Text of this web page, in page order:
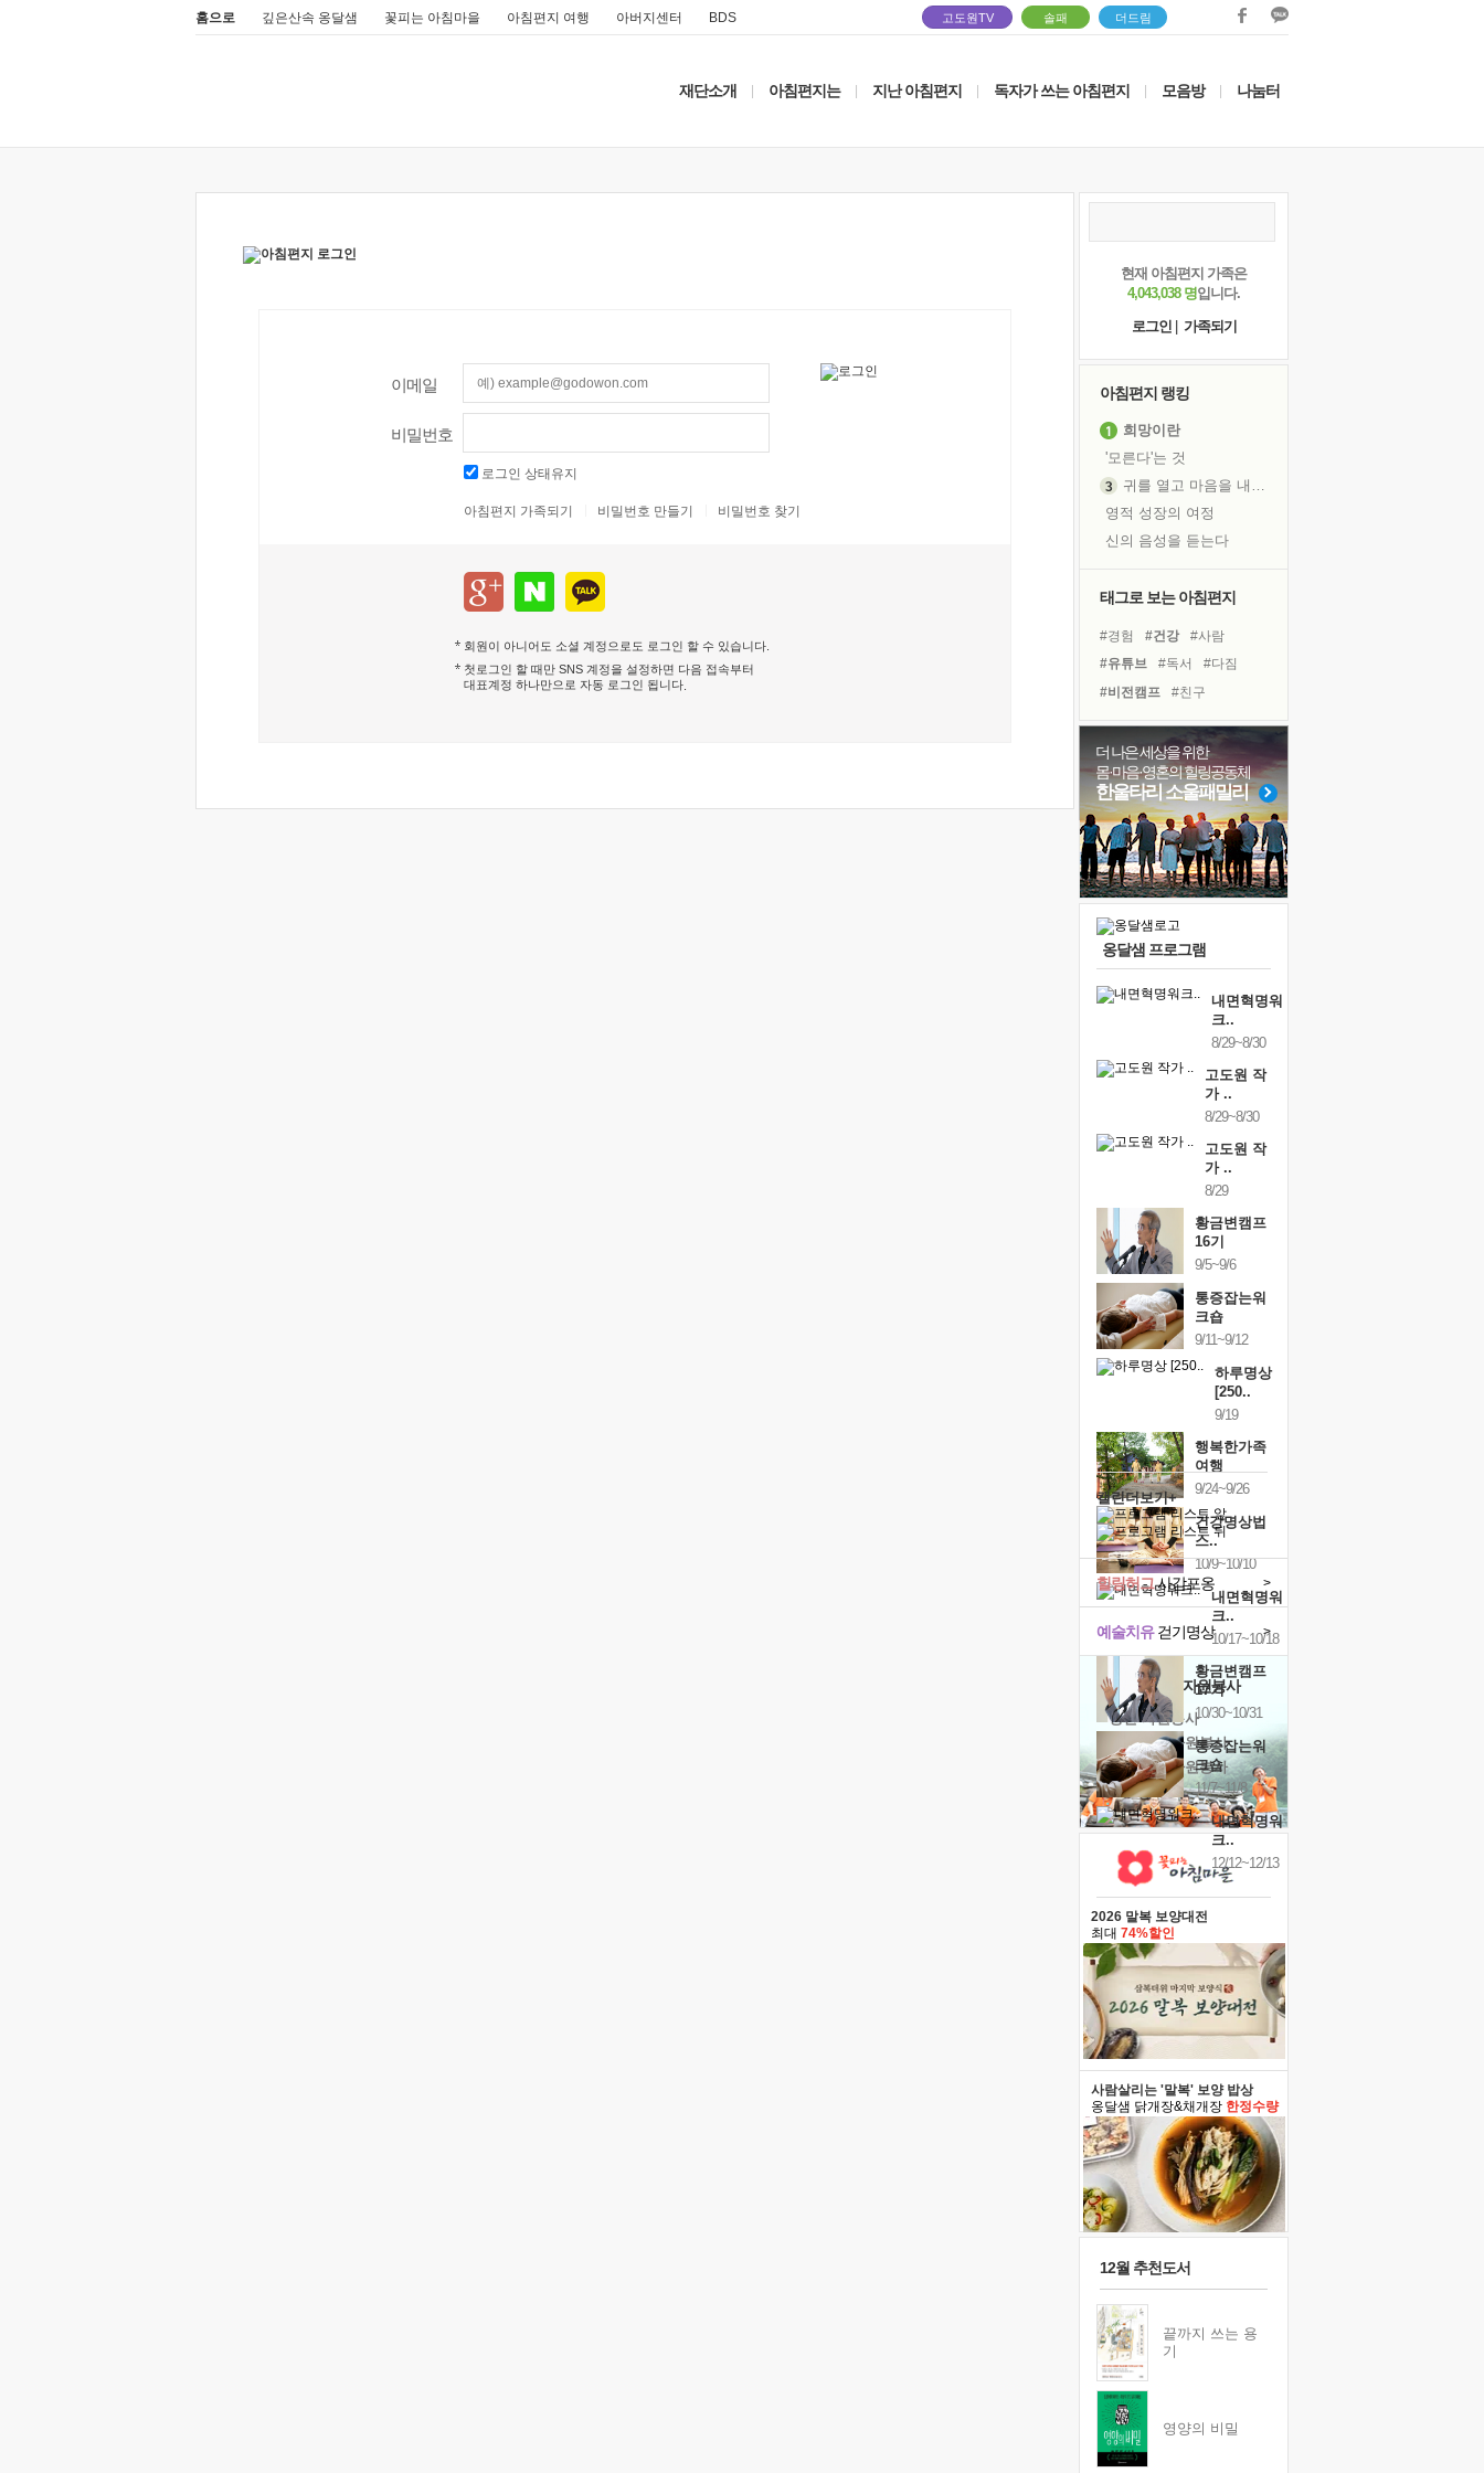
홈으로 깊은산속 옹달샘 꽃피는 아침마을 아침편지 여행 아버지센터 BDS 고도원TV 솔패 더드림
재단소개 아침편지는 지난 아침편지 독자가 쓰는 아침편지 모음방 나눔터
이메일
비밀번호
로그인 상태유지
아침편지 가족되기 비밀번호 만들기 비밀번호 찾기
회원이 아니어도 소셜 계정으로도 로그인 할 수 있습니다.
첫로그인 할 때만 SNS 계정을 설정하면 다음 접속부터
대표계정 하나만으로 자동 로그인 됩니다
현재 아침편지 가족은
4,043,038 명입니다.
로그인
가족되기
아침편지 랭킹
희망이란
'모른다'는 것
귀를 열고 마음을 내어주고
영적 성장의 여정
신의 음성을 듣는다
극과 극의 양 끝단
'말 타는 법'을 먼저
졸업식 사진을 보며
극심한 변비, 어깨결림, 수면 장애
아픈 아버지를 위한 공간 설계
슬럼프
보고 싶은 어머니
유년 시절의 부산 영도 바다
못된 꼰대들
너무 황홀한 꽃들이여!
태그로 보는 아침편지
#경험 #건강
#사람
#유튜브
#독서
#다짐
#비전캠프
#친구
#명상
#선택 #삶
#계획
#도움
#극복
#리더
#링컨학교
#면역력
#아이들
#바이러스
#위기
#나눔
더 나은 세상을 위한
몸·마음·영혼의 힐링공동체
한울타리 소울패밀리
옹달샘 프로그램
내면혁명워
크..
8/29~8/30
고도원 작
가 ..
8/29~8/30
고도원 작
가 ..
8/29
황금변캠프
16기
9/5~9/6
통증잡는워
크숍
9/11~9/12
하루명상
[250..
9/19
행복한가족
여행
9/24~9/26
건강명상법
스..
10/9~10/10
내면혁명워
크..
10/17~10/18
황금변캠프
17기
10/30~10/31
통증잡는워
크숍
11/7~11/8
내면혁명워
크..
12/12~12/13
캘린더보기+
예술치유걷기명상 >
힐링허그사감포옹 >
'옹달샘의 꽃' 자원봉사
· 청년 자원봉사
· 금빛청년 자원봉사
· 음식연구 자원봉사
2026 말복 보양대전
최대 74%할인
사람살리는 '말복' 보양 밥상
옹달샘 닭개장&채개장 한정수량
12월 추천도서
끝까지 쓰는 용
기
영양의 비밀